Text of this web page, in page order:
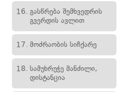
16. გასწრება შემხვედრის
გვერდის ავლით
17. მოძრაობის სიჩქარე
18. სამუხრუჭე მანძილი,
დისტანცია